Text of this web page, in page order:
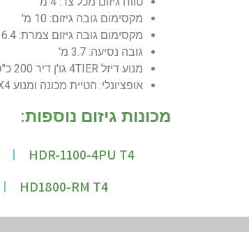
מקסימום גובה גיזום: 10 מ'
מקסימום גובה גיזום צמרת: 6.4 מ'
גובה נסיעה: 3.7 מ'
מנוע דיזל 4TIER גו'ן דיר 200 כ"ס
אופציונלי: הטיית מכונה ומנוע 4X4
מכונות גיזום נוספות:
HDR-1100-4PU T4
HD1800-RM T4